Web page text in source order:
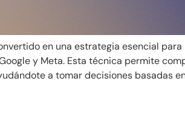
en una estrategia esencial
y Meta. Esta técnica permite
a tomar decisiones basadas